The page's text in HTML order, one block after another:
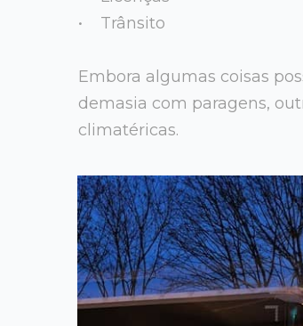
• Trânsito
Embora algumas coisas
demasia com paragens,
climatéricas.